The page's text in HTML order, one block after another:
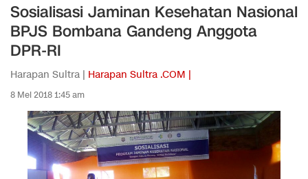
Sosialisasi Jaminan Kesehatan Nasional
BPJS Bombana Gandeng Anggota
DPR-RI
Harapan Sultra | Harapan Sultra .COM |
8 Mei 2018 1:45 am